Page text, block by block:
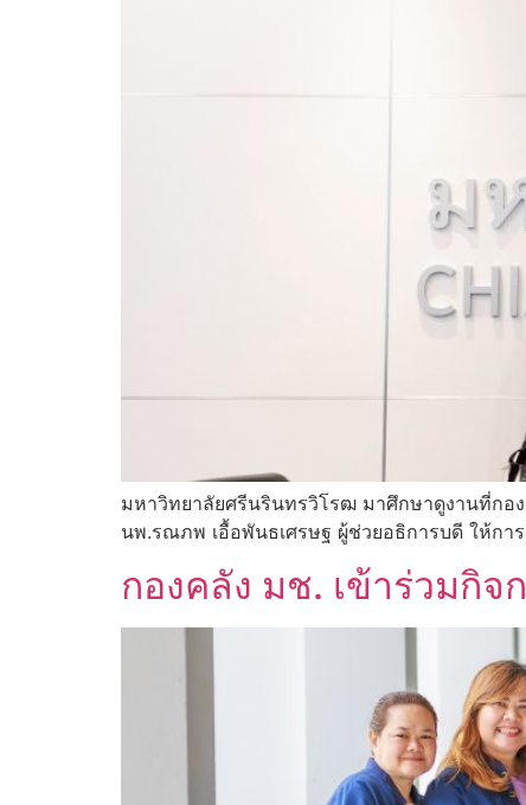
มหาวิทยาลัยศรีนรินทรวิโรฒ มาศึกษาดูงานที่กอ
นพ.รณภพ เอื้อพันธเศรษฐ ผู้ช่วยอธิการบดี ให้กา
กองคลัง มช. เข้าร่วมกิ